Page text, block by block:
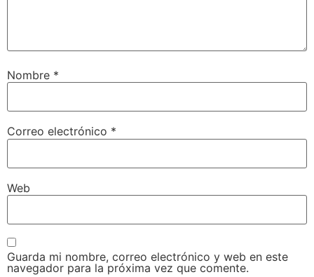
Nombre *
Correo electrónico *
Web
Guarda mi nombre, correo electrónico y web en este
navegador para la próxima vez que comente.